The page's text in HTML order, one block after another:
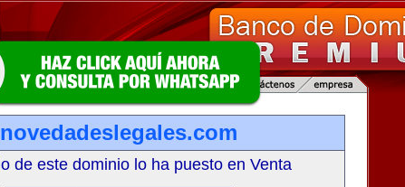
novedadeslegales.com
de este dominio lo ha puesto en Venta